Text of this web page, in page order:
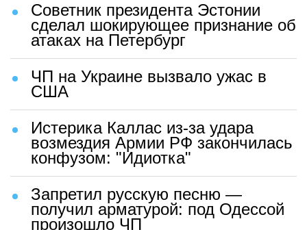
Советник президента Эстонии
сделал шокирующее признание об
атаках на Петербург
ЧП на Украине вызвало ужас в
США
Истерика Каллас из-за удара
возмездия Армии РФ закончилась
конфузом: "Идиотка"
Запретил русскую песню —
получил арматурой: под Одессой
произошло ЧП